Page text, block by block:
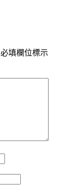
必填欄位標示